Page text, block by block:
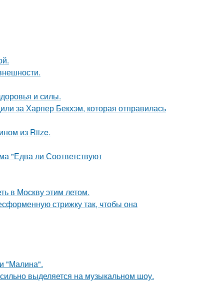
и силы.
за Харпер Бекхэм, которая отправилась
из Riize.
"Едва ли Соответствуют
в Москву этим летом.
стрижку так, чтобы она
"Малина".
выделяется на музыкальном шоу.